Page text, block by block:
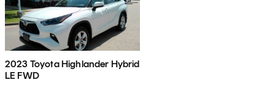
2023 Toyota Highlander Hybrid
LE FWD